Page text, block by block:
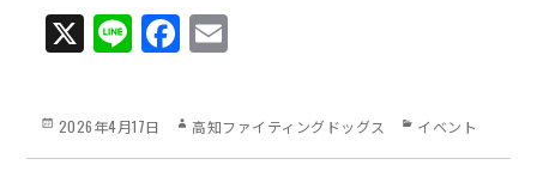
X Li
ne
Fa
ce
bo
ok
ail
Posted
2026年4月17日 Author
高知ファイティングドッグス Categories
イベント